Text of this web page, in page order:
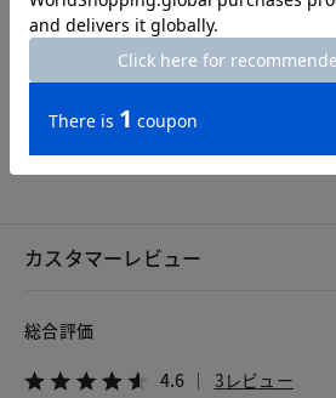
Length 74cm
カスタマーレビュー
総合評価
4.6 3レビュー